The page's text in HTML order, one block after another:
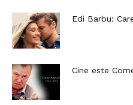
Edi Barbu:
Cine este